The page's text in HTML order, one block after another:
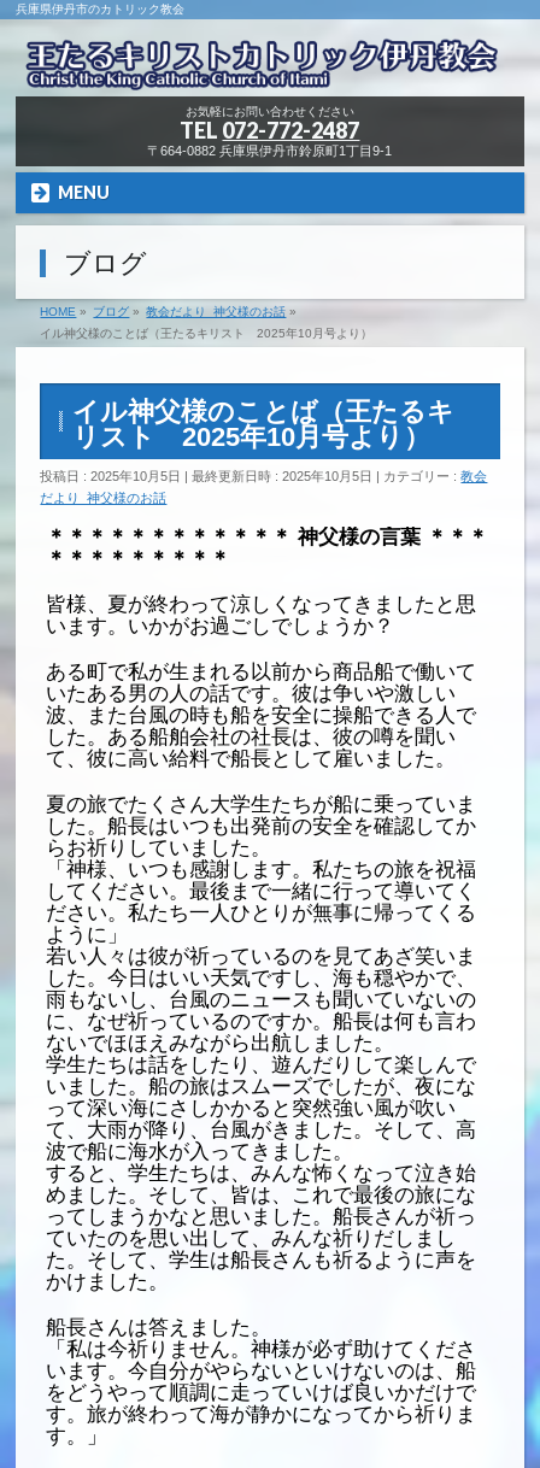
兵庫県伊丹市のカトリック教会
お気軽にお問い合わせください
TEL 072-772-2487
〒664-0882 兵庫県伊丹市鈴原町1丁目9-1
MENU
ブログ
HOME » ブログ » 教会だより_神父様のお話 »
イル神父様のことば（王たるキリスト 2025年10月号より）
イル神父様のことば（王たるキ
リスト 2025年10月号より）
投稿日 : 2025年10月5日 最終更新日時 : 2025年10月5日 カテゴリー :教会
だより_神父様のお話
＊＊＊＊＊＊＊＊＊＊＊＊ 神父様の言葉 ＊＊＊
＊＊＊＊＊＊＊＊＊
皆様、夏が終わって涼しくなってきましたと思
います。いかがお過ごしでしょうか？
ある町で私が生まれる以前から商品船で働いて
いたある男の人の話です。彼は争いや激しい
波、また台風の時も船を安全に操船できる人で
した。ある船舶会社の社長は、彼の噂を聞い
て、彼に高い給料で船長として雇いました。
夏の旅でたくさん大学生たちが船に乗っていま
した。船長はいつも出発前の安全を確認してか
らお祈りしていました。
「神様、いつも感謝します。私たちの旅を祝福
してください。最後まで一緒に行って導いてく
ださい。私たち一人ひとりが無事に帰ってくる
ように」
若い人々は彼が祈っているのを見てあざ笑いま
した。今日はいい天気ですし、海も穏やかで、
雨もないし、台風のニュースも聞いていないの
に、なぜ祈っているのですか。船長は何も言わ
ないでほほえみながら出航しました。
学生たちは話をしたり、遊んだりして楽しんで
いました。船の旅はスムーズでしたが、夜にな
って深い海にさしかかると突然強い風が吹い
て、大雨が降り、台風がきました。そして、高
波で船に海水が入ってきました。
すると、学生たちは、みんな怖くなって泣き始
めました。そして、皆は、これで最後の旅にな
ってしまうかなと思いました。船長さんが祈っ
ていたのを思い出して、みんな祈りだしまし
た。そして、学生は船長さんも祈るように声を
かけました。
船長さんは答えました。
「私は今祈りません。神様が必ず助けてくださ
います。今自分がやらないといけないのは、船
をどうやって順調に走っていけば良いかだけで
す。旅が終わって海が静かになってから祈りま
す。」